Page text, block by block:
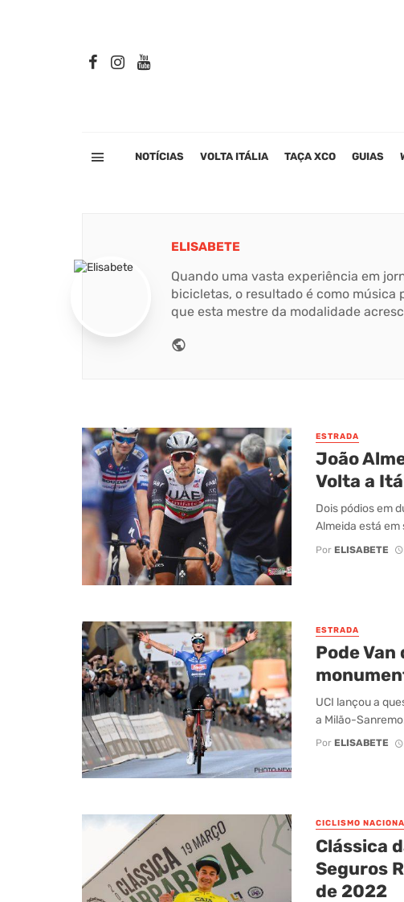
NOTÍCIAS VOLTA ITÁLIA TAÇA XCO GUIAS
ELISABETE
Quando uma vasta experiência em
bicicletas, o resultado é como música
que esta mestre da modalidade
ESTRADA
João
Volta a
Dois pódios em
Almeida está
Por ELISABETE
ESTRADA
Pode
UCI lançou a
a Milão-
Por ELISABETE
CICLISMO
Clássica
Seguros
de 2022